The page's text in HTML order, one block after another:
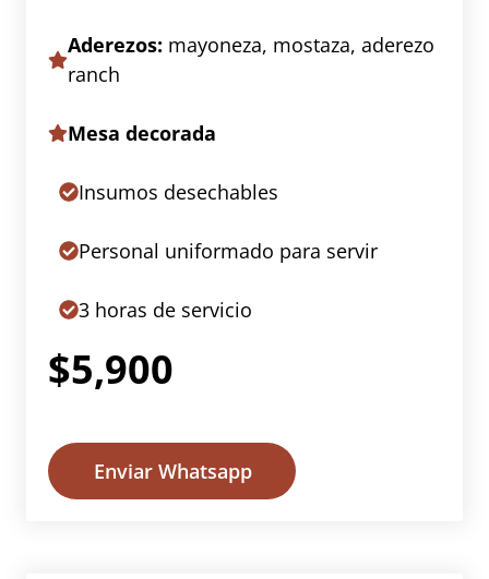
Aderezos: mayoneza, mostaza, aderezo
ranch
Mesa decorada
Insumos desechables
Personal uniformado para servir
3 horas de servicio
$5,900
Enviar Whatsapp